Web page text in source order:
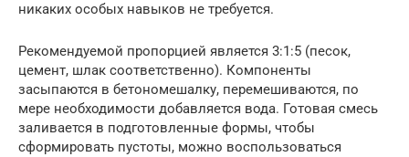
никаких особых навыков не требуется.
Рекомендуемой пропорцией является 3:1:5 (песок,
цемент, шлак соответственно). Компоненты
засыпаются в бетономешалку, перемешиваются, по
мере необходимости добавляется вода. Готовая смесь
заливается в подготовленные формы, чтобы
сформировать пустоты, можно воспользоваться